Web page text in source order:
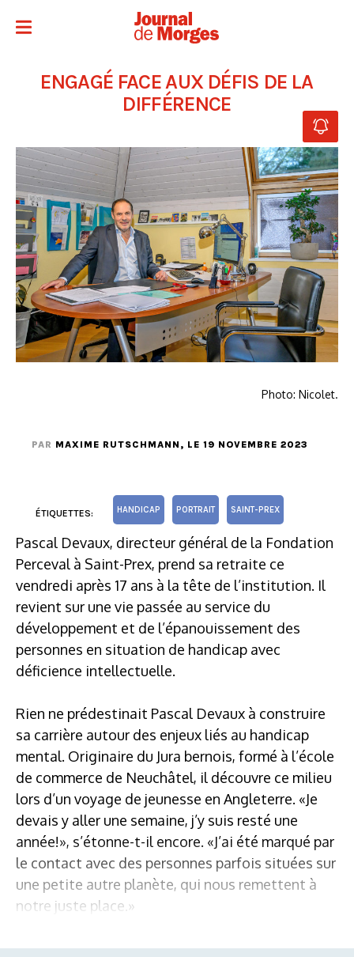
ENGAGÉ FACE AUX DÉFIS DE LA
DIFFÉRENCE
Photo: Nicolet.
PAR MAXIME RUTSCHMANN , LE 19 NOVEMBRE 2023
ÉTIQUETTES: HANDICAP PORTRAIT SAINT-PREX
Pascal Devaux, directeur général de la Fondation
Perceval à Saint-Prex, prend sa retraite ce
vendredi après 17 ans à la tête de l’institution. Il
revient sur une vie passée au service du
développement et de l’épanouissement des
personnes en situation de handicap avec
déficience intellectuelle.
Rien ne prédestinait Pascal Devaux à construire
sa carrière autour des enjeux liés au handicap
mental. Originaire du Jura bernois, formé à l’école
de commerce de Neuchâtel, il découvre ce milieu
lors d’un voyage de jeunesse en Angleterre. «Je
devais y aller une semaine, j’y suis resté une
année!», s’étonne-t-il encore. «J’ai été marqué par
le contact avec des personnes parfois situées sur
une petite autre planète, qui nous remettent à
notre juste place.»